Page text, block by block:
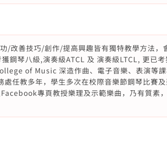
/改善技巧/創作/提高興趣皆有獨特教學方法，
鋼琴八級,演奏級ATCL 及 演奏級LTCL, 更已
of Music 深造作曲、電子音樂、表演等課
任教多年，學生多次在校際音樂節鋼琴比賽
專頁教授樂理及示範樂曲，乃有質素，